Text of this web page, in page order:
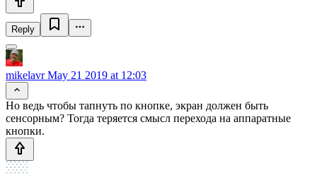
Reply
mikelavrMay 21 2019 at 12:03
Но ведь чтобы тапнуть по кнопке, экран должен быть
сенсорным? Тогда теряется смысл перехода на аппаратные
кнопки.